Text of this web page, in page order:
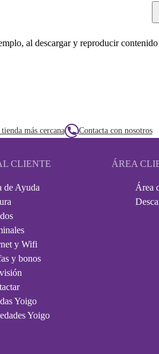
al descargar y reproducir
más cercana Contacta con nosotros
CLIENTE
de Ayuda
y Wifi
y bonos
Yoigo
Yoigo
ÁREA
Área